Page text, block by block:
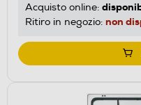
Acquisto online:
Ritiro in negozio: non